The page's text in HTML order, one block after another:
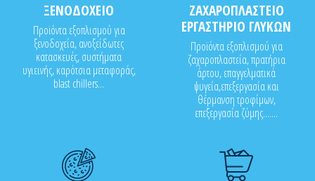
ΞΕΝΟΔΟΧΕΙΟ
Προϊόντα εξοπλισμού για
ξενοδοχεία, ανοξείδωτες
κατασκευές, συστήματα
υγιεινής, καρότσια μεταφοράς,
blast chillers...
ΖΑΧΑΡΟΠΛΑΣΤΕΙΟ
ΕΡΓΑΣΤΗΡΙΟ ΓΛΥΚΩΝ
Προϊόντα εξοπλισμού για
ζαχαροπλαστεία, πρατήρια
άρτου, επαγγελματικά
ψυγεία,επεξεργασία και
θέρμανση τροφίμων,
επεξεργασία ζύμης.......